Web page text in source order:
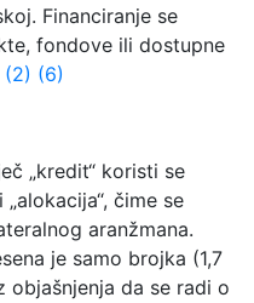
Financiranje se
fondove ili dostupne
(2) (6)
„kredit“ koristi se
čime se
aranžmana.
je samo brojka (1,7
da se radi o